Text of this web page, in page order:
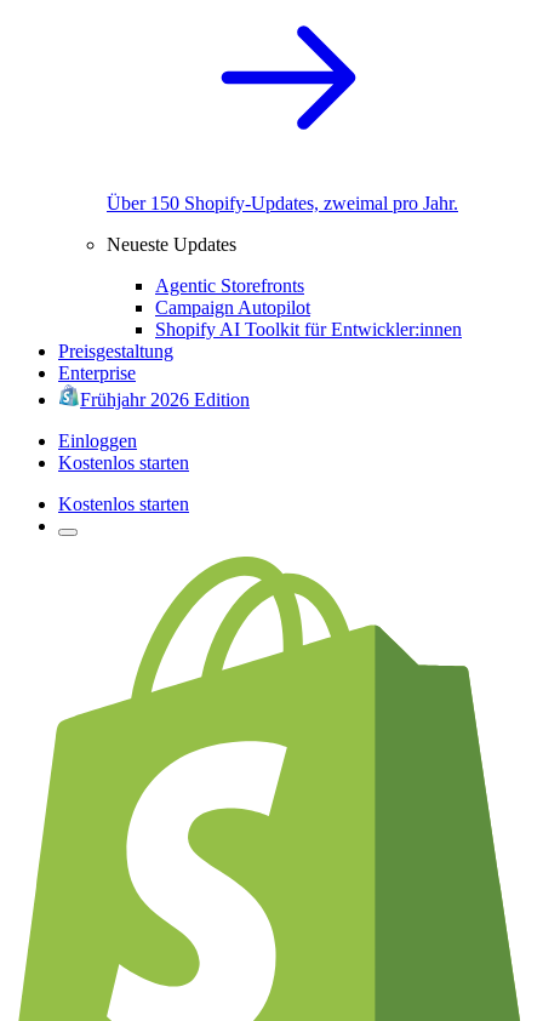
Über 150 Shopify-Updates, zweimal pro Jahr.
Neueste Updates
Agentic Storefronts
Campaign Autopilot
Shopify AI Toolkit für Entwickler:innen
Preisgestaltung
Enterprise
Frühjahr 2026 Edition
Einloggen
Kostenlos starten
Kostenlos starten